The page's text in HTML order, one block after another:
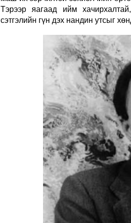
Тэрээр яагаад ийм
сэтгэлийн гүн дэх нандин утсыг